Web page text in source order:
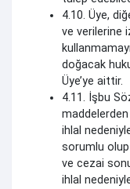
4.10. Üye,
ve verilerine
doğacak
Üye’ye aittir.
4.11. İşbu
maddelerden
ihlal
sorumlu olup
ve cezai
ihlal